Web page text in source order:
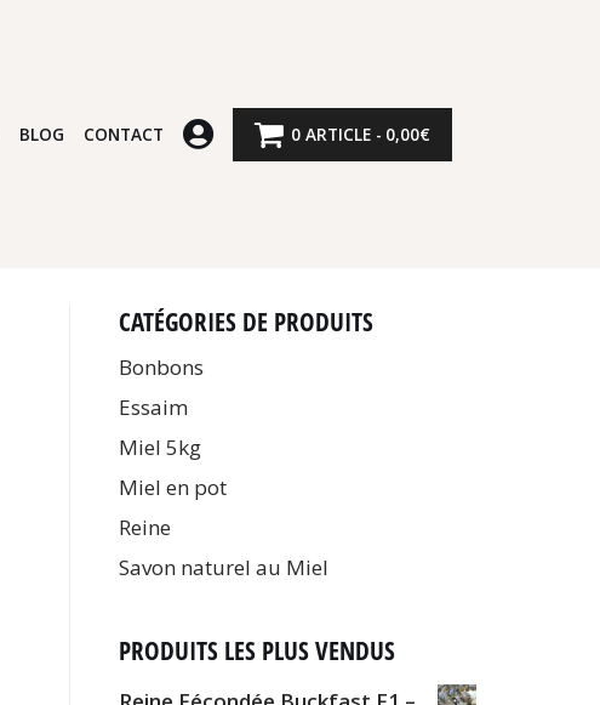
BLOG CONTACT 0 ARTICLE 0,00€
CATÉGORIES DE PRODUITS
Bonbons
Essaim
Miel 5kg
Miel en pot
Reine
Savon naturel au Miel
PRODUITS LES PLUS VENDUS